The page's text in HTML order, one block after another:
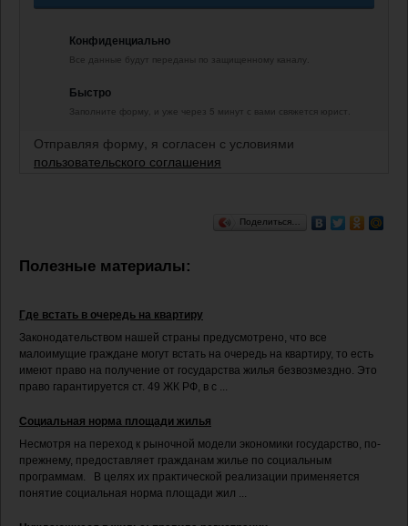
Конфиденциально
Все данные будут переданы по защищенному каналу.
Быстро
Заполните форму, и уже через 5 минут с вами свяжется юрист.
Отправляя форму, я согласен с условиями
пользовательского соглашения
Поделиться…
Полезные материалы:
Где встать в очередь на квартиру
Законодательством нашей страны предусмотрено, что все
малоимущие граждане могут встать на очередь на квартиру, то есть
имеют право на получение от государства жилья безвозмездно. Это
право гарантируется ст. 49 ЖК РФ, в с ...
Социальная норма площади жилья
Несмотря на переход к рыночной модели экономики государство, по-
прежнему, предоставляет гражданам жилье по социальным
программам. В целях их практической реализации применяется
понятие социальная норма площади жил ...